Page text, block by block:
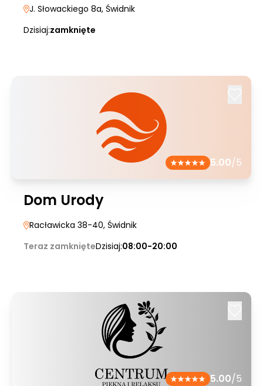
J. Słowackiego 8a, Świdnik
Dzisiaj:zamknięte
5.00/5
Dom Urody
Racławicka 38-40, Świdnik
Teraz zamknięteDzisiaj:08:00-20:00
5.00/5